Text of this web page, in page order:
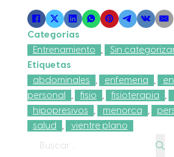
Categorias
Entrenamiento
,
Sin
Etiquetas
abdominales
, enfemeria ,
personal
, fisio , fisioterapia ,
hipopresivos
, menorca ,
salud
, vientre plano